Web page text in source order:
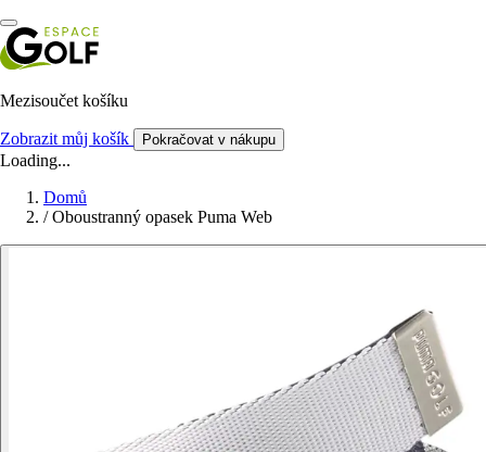
Mezisoučet košíku
Zobrazit můj košík Pokračovat v nákupu
Loading...
Domů
/ Oboustranný opasek Puma Web